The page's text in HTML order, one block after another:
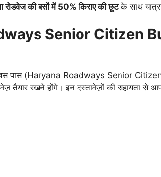
रोडवेज की बसों में 50% किराए की छूटके साथ
Senior Citizen
बस पास (Haryana Roadways Senior
तैयार रखने होंगे। इन दस्तावेज़ों की सहायता से